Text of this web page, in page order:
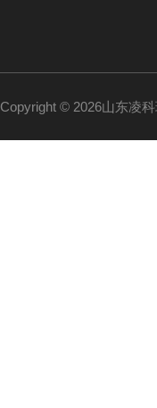
Copyright © 2026山东凌